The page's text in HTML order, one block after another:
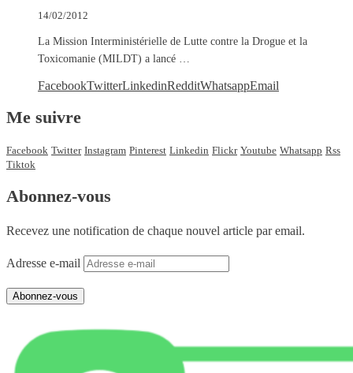
14/02/2012
La Mission Interministérielle de Lutte contre la Drogue et la
Toxicomanie (MILDT) a lancé …
FacebookTwitterLinkedinRedditWhatsappEmail
Me suivre
Facebook Twitter Instagram Pinterest Linkedin Flickr Youtube Whatsapp Rss
Tiktok
Abonnez-vous
Recevez une notification de chaque nouvel article par email.
Adresse e-mail
Abonnez-vous